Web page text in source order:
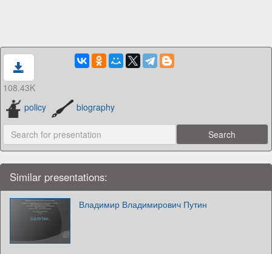
108.43K
policy
biography
Similar presentations:
Владимир Владимирович Путин